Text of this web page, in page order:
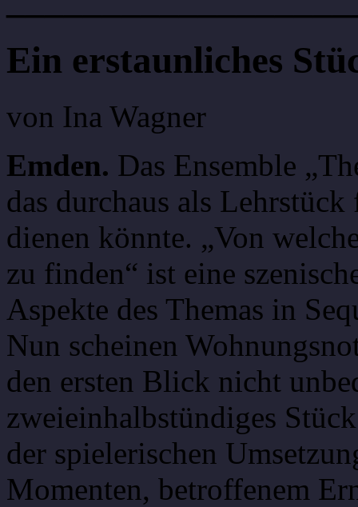
Ein erstaunliches
von Ina Wagner
Emden. Das Ensemble
das durchaus als
dienen könnte. „Von
zu finden“ ist eine
Aspekte des Themas in
Nun scheinen
den ersten Blick nicht
zweieinhalbstündiges
der spielerischen
Momenten, betroffenem